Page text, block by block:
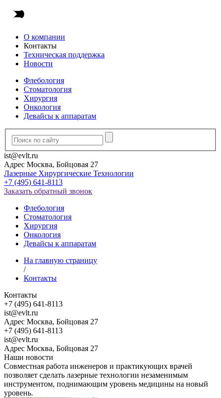
О компании
Контакты
Техническая поддержка
Новости
Флебология
Стоматология
Хирургия
Онкология
Девайсы к аппаратам
ist@evlt.ru
Адрес Москва, Бойцовая 27
Лазерные Хирургические Технологии
+7 (495) 641-8113
Заказать обратный звонок
Флебология
Стоматология
Хирургия
Онкология
Девайсы к аппаратам
На главную страницу
/
Контакты
Контакты
+7 (495) 641-8113
ist@evlt.ru
Адрес Москва, Бойцовая 27
+7 (495) 641-8113
ist@evlt.ru
Адрес Москва, Бойцовая 27
Наши новости
Совместная работа инженеров и практикующих врачей
позволяет сделать лазерные технологии незаменимым
инструментом, поднимающим уровень медицины на новый
уровень.